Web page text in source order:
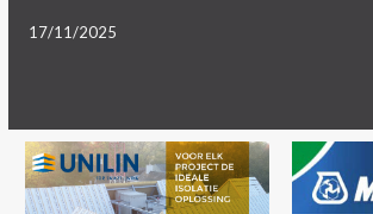
17/11/2025